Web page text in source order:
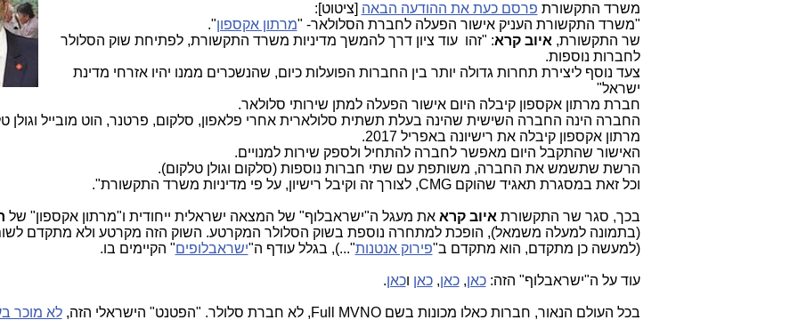
משרד התקשורת פרסם כעת את ההודעה הבאה [ציטוט]:
"משרד התקשורת העניק אישור הפעלה לחברת הסלולאר- "מרתון אקספון".
שר התקשורת, איוב קרא: "זהו עוד ציון דרך להמשך מדיניות משרד התקשורת, לפתיחת שוק הסלולר
לחברות נוספות.
צעד נוסף ליצירת תחרות גדולה יותר בין החברות הפועלות כיום, שהנשכרים ממנו יהיו אזרחי מדינת
ישראל"
חברת מרתון אקספון קיבלה היום אישור הפעלה למתן שירותי סלולאר.
החברה הינה החברה השישית שהינה בעלת תשתית סלולארית אחרי פלאפון, סלקום, פרטנר, הוט מובייל וגולן
מרתון אקספון קיבלה את רישיונה באפריל 2017.
האישור שהתקבל היום מאפשר לחברה להתחיל ולספק שירות למנויים.
הרשת שתשמש את החברה, משותפת עם שתי חברות נוספות (סלקום וגולן טלקום).
וכל זאת במסגרת תאגיד שהוקם CMG, לצורך זה וקיבל רישיון, על פי מדיניות משרד התקשורת".
בכך, סגר שר התקשורת איוב קראאת מעגל ה"ישראבלוף" של המצאה ישראלית ייחודית ו"מרתון אקספון" של
(בתמונה למעלה משמאל), הופכת למתחרה נוספת בשוק הסלולר המקרטע. השוק הזה מקרטע ולא מתקדם
(למעשה כן מתקדם, הוא מתקדם ב"פירוק אנטנות"...), בגלל עודף ה"ישראבלופים" הקיימים בו.
עוד על ה"ישראבלוף" הזה:כאן,כאן,כאן וכאן.
בכל העולם הנאור, חברות כאלו מכונות בשם Full MVNO, לא חברת סלולר. "הפטנט" הישראלי הזה, לא מוכר